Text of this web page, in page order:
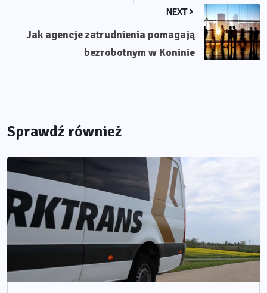
NEXT
Jak agencje zatrudnienia pomagają
bezrobotnym w Koninie
Sprawdź również